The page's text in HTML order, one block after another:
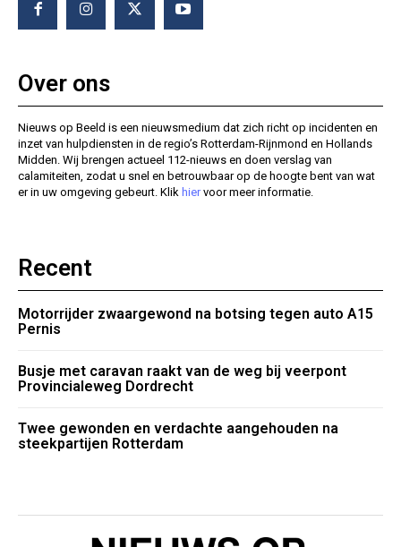
Over ons
Nieuws op Beeld is een nieuwsmedium dat zich richt op incidenten en
inzet van hulpdiensten in de regio’s Rotterdam-Rijnmond en Hollands
Midden. Wij brengen actueel 112-nieuws en doen verslag van
calamiteiten, zodat u snel en betrouwbaar op de hoogte bent van wat
er in uw omgeving gebeurt. Klik hiervoor meer informatie.
Recent
Motorrijder zwaargewond na botsing tegen auto A15
Pernis
Busje met caravan raakt van de weg bij veerpont
Provincialeweg Dordrecht
Twee gewonden en verdachte aangehouden na
steekpartijen Rotterdam